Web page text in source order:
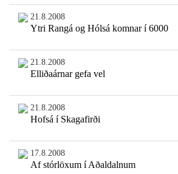
21.8.2008
Ytri Rangá og Hólsá komnar í 6000
21.8.2008
Elliðaárnar gefa vel
21.8.2008
Hofsá í Skagafirði
17.8.2008
Af stórlöxum í Aðaldalnum